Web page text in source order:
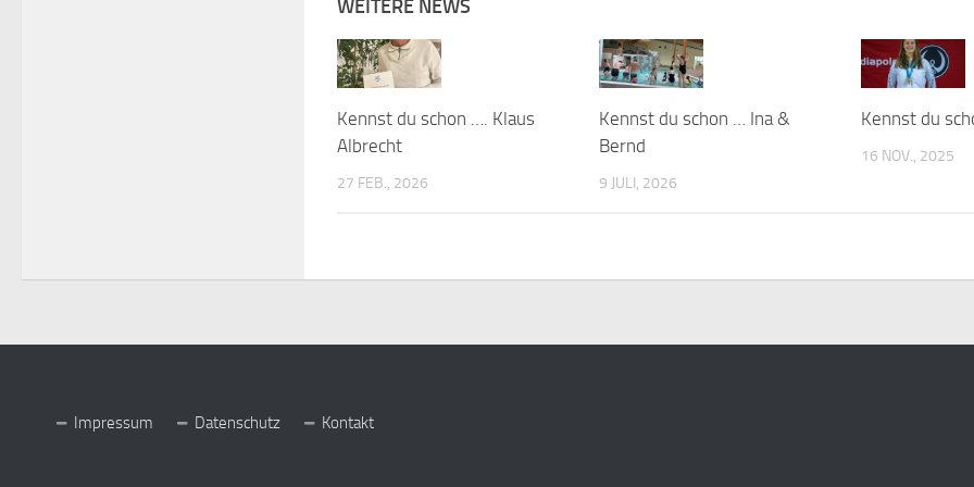
WEITERE NEWS
Kennst du schon …. Klaus
Albrecht
27 FEB., 2026
Kennst du schon … Ina &
Bernd
9 JULI, 2026
Kennst du
16 NOV., 2025
Impressum Datenschutz Kontakt